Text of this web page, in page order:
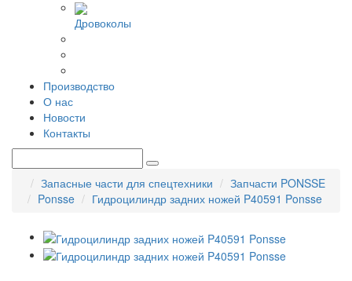
Дровоколы
Производство
О нас
Новости
Контакты
Запасные части для спецтехники
Запчасти PONSSE
Ponsse
Гидроцилиндр задних ножей P40591 Ponsse